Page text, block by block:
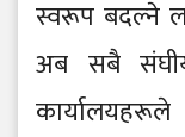
स्वरूप बदल्ने
अब सबै